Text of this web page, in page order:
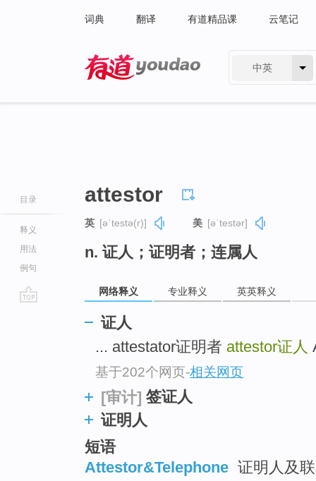
词典 翻译 有道精品课 云笔记
中英
目录
释义
用法
例句
attestor
英 [əˈtestə(r)] 美 [əˈtestər]
n. 证人；证明者；连属人
网络释义 专业释义 英英释义
证人
... attestator证明者 attestor证人
基于202个网页-相关网页
[审计] 签证人
证明人
短语
Attestor&Telephone 证明人及